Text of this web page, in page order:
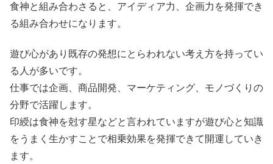
食神と組み合わさると、アイディア力、企画力を発揮でき
る組み合わせになります。
遊び心があり既存の発想にとらわれない考え方を持ってい
る人が多いです。
仕事では企画、商品開発、マーケティング、モノづくりの
分野で活躍します。
印綬は食神を尅す星などと言われていますが遊び心と知識
をうまく生かすことで相乗効果を発揮できて開運していき
ます。